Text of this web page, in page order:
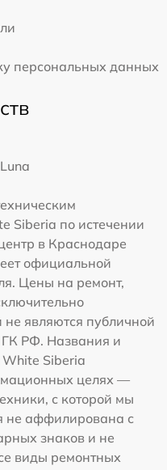
персональных данных
Siberia по истечении
в Краснодаре
официальной
Цены на ремонт,
являются публичной
ГК РФ. Названия и
White Siberia
целях —
с которой мы
не аффилирована с
знаков и не
виды ремонтных